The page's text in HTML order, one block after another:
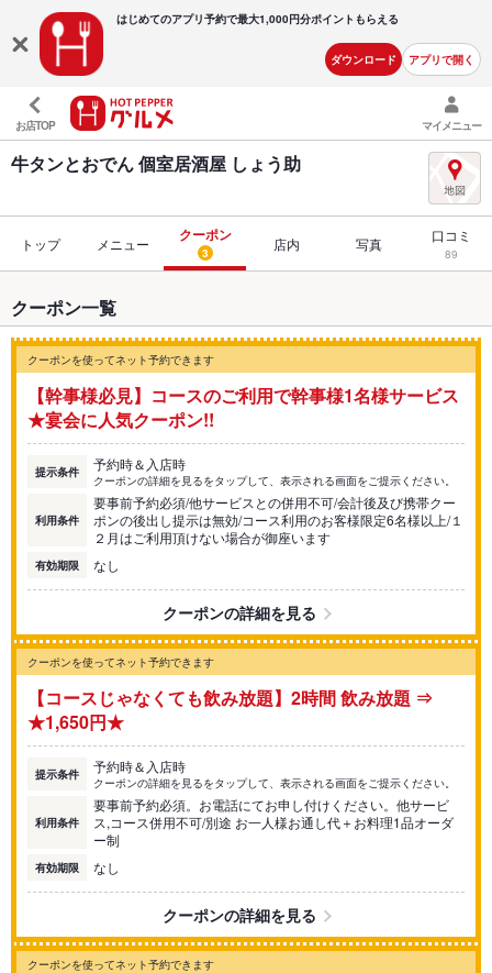
はじめてのアプリ予約で最大1,000円分ポイントもらえる
ダウンロード アプリで開く
お店TOP マイメニュー
牛タンとおでん 個室居酒屋 しょう助
トップ メニュー クーポン
3 店内 写真 口コミ
89
クーポン一覧
クーポンを使ってネット予約できます
【幹事様必見】コースのご利用で幹事様1名様サービス
★宴会に人気クーポン!!
提示条件 予約時＆入店時
クーポンの詳細を見るをタップして、表示される画面をご提示ください。
利用条件
要事前予約必須/他サービスとの併用不可/会計後及び携帯クー
ポンの後出し提示は無効/コース利用のお客様限定6名様以上/１
２月はご利用頂けない場合が御座います
有効期限 なし
クーポンの詳細を見る
クーポンを使ってネット予約できます
【コースじゃなくても飲み放題】2時間 飲み放題 ⇒
★1,650円★
提示条件 予約時＆入店時
クーポンの詳細を見るをタップして、表示される画面をご提示ください。
利用条件
要事前予約必須。お電話にてお申し付けください。他サービ
ス,コース併用不可/別途 お一人様お通し代＋お料理1品オーダ
ー制
有効期限 なし
クーポンの詳細を見る
クーポンを使ってネット予約できます